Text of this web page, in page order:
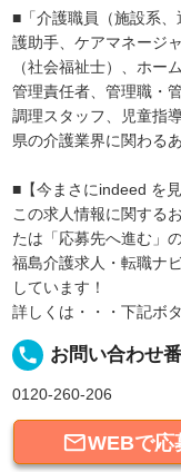
■「介護職員（施設系
護助手、ケアマネージ
（社会福祉士）、ホー
管理責任者、管理職・
調理スタッフ、児童指
県の介護業界に関わる
■【今まさにindeed を見
この求人情報に関する
たは「応募先へ進む」
福島介護求人・転職ナ
しています！
詳しくは・・・下記ボ
local_phone お問い合わせ
0120-260-206
WEBで応